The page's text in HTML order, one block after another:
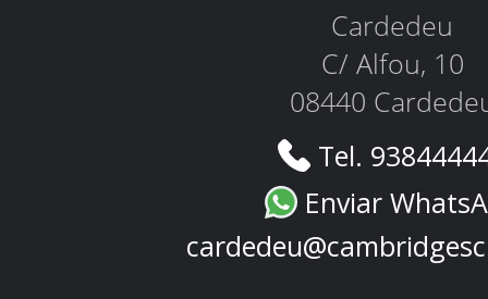
Cardedeu
C/ Alfou, 10
08440
Tel.
Enviar